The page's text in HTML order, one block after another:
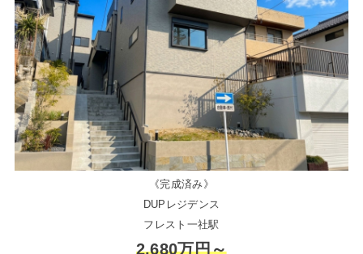
《完成済み》
DUPレジデンス
フレスト一社駅
2,680万円～